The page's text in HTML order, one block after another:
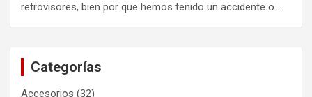
retrovisores, bien por que hemos tenido un accidente o…
Categorías
Accesorios (32)